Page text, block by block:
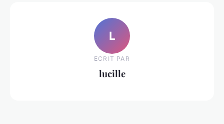
L
ECRIT PAR
lucille